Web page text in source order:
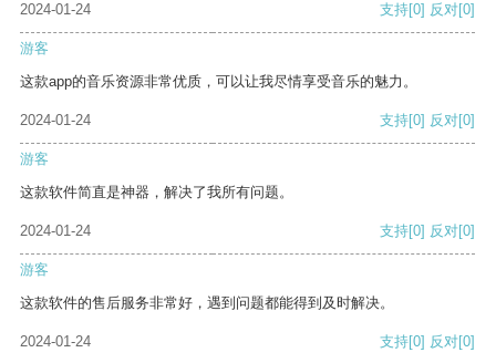
2024-01-24
支持[0] 反对[0]
游客
这款app的音乐资源非常优质，可以让我尽情享受音乐的魅力。
2024-01-24 支持[0] 反对[0]
游客
这款软件简直是神器，解决了我所有问题。
2024-01-24 支持[0] 反对[0]
游客
这款软件的售后服务非常好，遇到问题都能得到及时解决。
2024-01-24 支持[0] 反对[0]